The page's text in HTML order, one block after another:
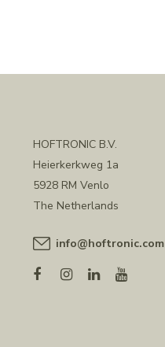
HOFTRONIC B.V.
Heierkerkweg 1a
5928 RM Venlo
The Netherlands
info@hoftronic.com